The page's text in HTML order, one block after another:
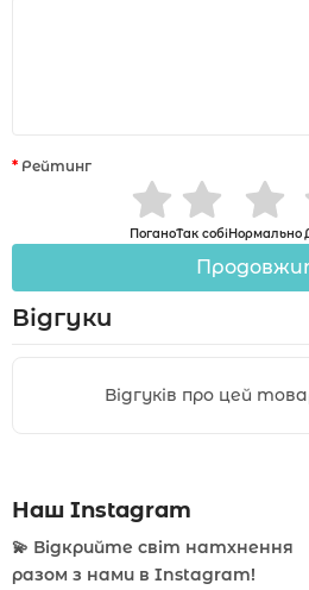
Рейтинг
ПоганоТак собіНормально
Відгуки
Відгуків про цей
Наш Instagram
💫 Відкрийте світ натхнення
разом з нами в Instagram!